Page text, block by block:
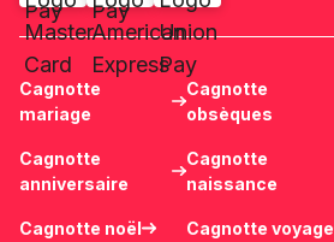
Cagnotte
mariage
Cagnotte
anniversaire
Cagnotte noël
Cagnotte
obsèques
Cagnotte
naissance
Cagnotte voyage